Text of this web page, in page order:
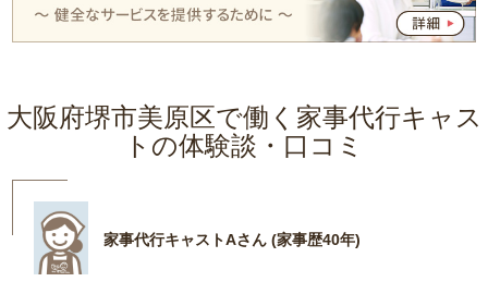
大阪府堺市美原区で働く家事代行キャス
トの体験談・口コミ
家事代行キャストAさん (家事歴40年)